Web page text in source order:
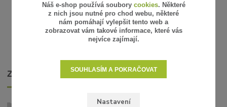
ZVOLIT VARIANTU
ZBOŽÍ ZAŘAZENO V KATEGORIÍCH
Náš e-shop používá soubory cookies. Některé
z nich jsou nutné pro chod webu, některé
nám pomáhají vylepšit tento web a
zobrazovat vám takové informace, které vás
nejvíce zajímají.
Nastavení
SOUHLASÍM A POKRAČOVAT